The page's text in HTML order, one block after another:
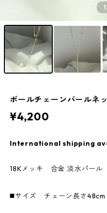
1
ボールチェーンパールネ
¥4,200
International shipping
18Kメッキ 合金 淡水パール
◼️サイズ チェーン長さ